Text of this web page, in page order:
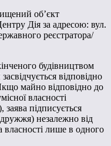
об’єкт
Дія за адресою: вул.
реєстратора/
будівництвом
відповідно
майно відповідно до
власності
підписується
незалежно від
власності лише в одного